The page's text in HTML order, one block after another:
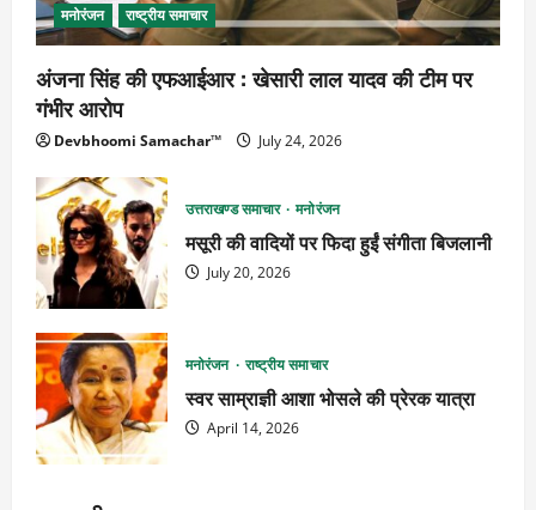
मनोरंजन राष्ट्रीय समाचार
अंजना सिंह की एफआईआर : खेसारी लाल यादव की टीम पर
गंभीर आरोप
Devbhoomi Samachar™ July 24, 2026
उत्तराखण्ड समाचार मनोरंजन
मसूरी की वादियों पर फिदा हुईं संगीता बिजलानी
July 20, 2026
मनोरंजन राष्ट्रीय समाचार
स्वर साम्राज्ञी आशा भोसले की प्रेरक यात्रा
April 14, 2026